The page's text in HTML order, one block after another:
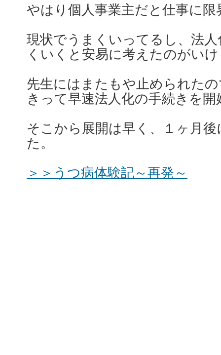
やはり個人事業主だと仕事に
現状でうまくいってるし、法
くいくと安易に考えたのがい
先生にはまたもや止められた
きって早速法人化の手続きを
そこから展開は早く、１ヶ月
た。
＞＞うつ病体験記～再発～